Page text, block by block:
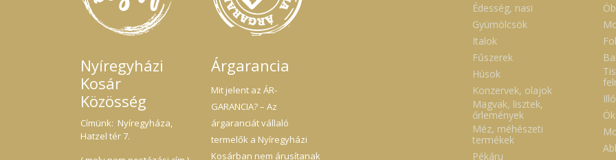
Nyíregyházi
Kosár
Közösség
Címünk: Nyíregyháza,
Hatzel tér 7.
Árgarancia
Mit jelent az ÁR-
GARANCIA? – Az
árgaranciát vállaló
termelők a Nyíregyházi
Kosárban nem árusítanak
Édesség, nasi
Gyümölcsök
Italok
Fűszerek
Húsok
Konzervek, olajok
Magvak, lisztek,
őrlemények
Méz, méhészeti
termékek
Pékáru